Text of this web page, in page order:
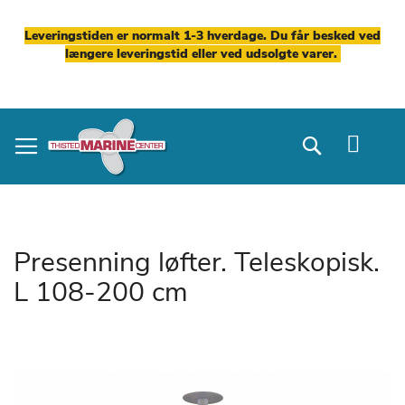
Leveringstiden er normalt 1-3 hverdage. Du får besked ved
længere leveringstid eller ved udsolgte varer.
to
Content
Search
Presenning løfter. Teleskopisk.
L 108-200 cm